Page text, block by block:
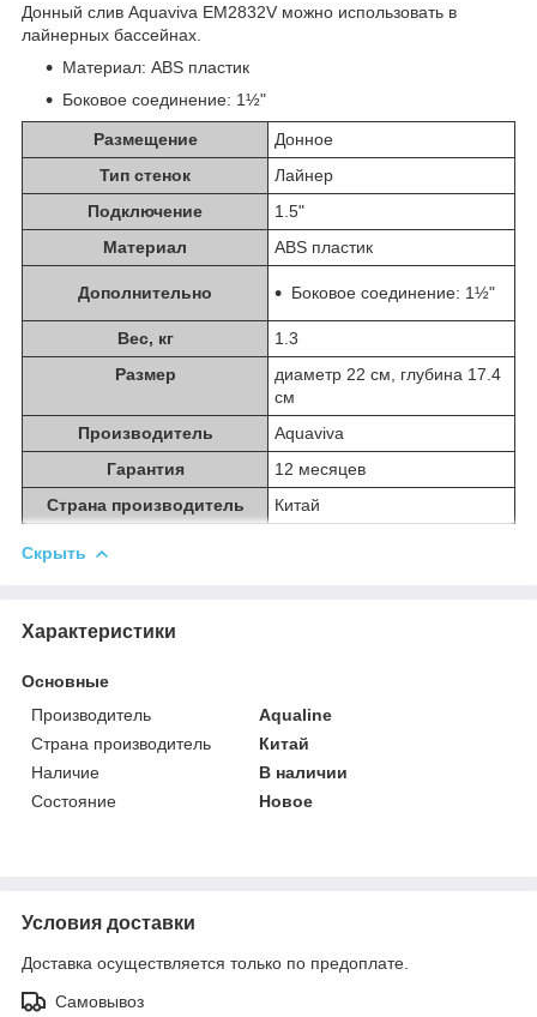
Донный слив Aquaviva EM2832V можно использовать в
лайнерных бассейнах.
Материал: ABS пластик
Боковое соединение: 1½"
Размещение
Донное
Тип стенок
Лайнер
Подключение
1.5"
Материал
ABS пластик
Дополнительно Боковое соединение: 1½"
Вес, кг
1.3
Размер
диаметр 22 см, глубина 17.4
см
Производитель
Aquaviva
Гарантия
12 месяцев
Страна производитель
Китай
Скрыть
Характеристики
Основные
Производитель
Aqualine
Страна производитель
Китай
Наличие
В наличии
Состояние
Новое
Условия доставки
Доставка осуществляется только по предоплате.
Самовывоз